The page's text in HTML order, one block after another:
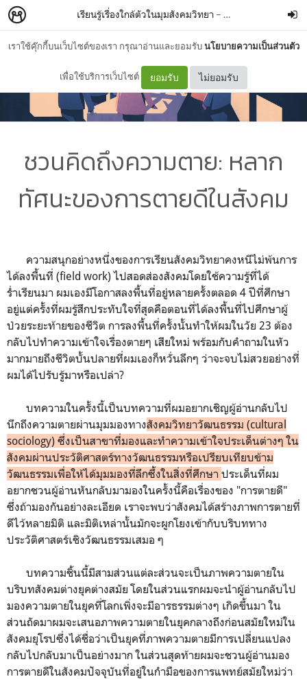
เราใช้คุ๊กกี้บนเว็บไซต์ของเรา กรุณาอ่านและยอมรับนโยบายความเป็นส่วนตัว
เพื่อใช้บริการเว็บไซต์ ยอมรับ ไม่ยอมรับ
เรียนรู้เรื่องใกล้ตัวในมุมสังคมวิทยา – SaGaZenJi
ชวนคิดถึงความตาย: หลาก
ทัศนะของการตายดีในสังคม
ความสนุกอย่างหนึ่งของการเรียนสังคมวิทยาคงหนีไม่พ้นการ
ได้ลงพื้นที่ (field work) ไปสอดส่องสังคมโดยใช้ความรู้ที่ได้
ร่ำเรียนมา ผมเองมีโอกาสลงพื้นที่อยู่หลายครั้งตลอด 4 ปีที่ศึกษา
อยู่แต่ครั้งที่ผมรู้สึกประทับใจที่สุดคือตอนที่ได้ลงพื้นที่ไปศึกษาผู้
ป่วยระยะท้ายของชีวิต การลงพื้นที่ครั้งนั้นทำให้ผมในวัย 23 ต้อง
กลับไปทำความเข้าใจเรื่องตายๆ เสียใหม่ พร้อมกับคำถามในหัว
มากมายถึงชีวิตบั้นปลายที่ผมเองก็หวั่นลึกๆ ว่าจะจบไม่สวยอย่างที่
ผมได้ไปรับรู้มาหรือเปล่า?
บทความในครั้งนี้เป็นบทความที่ผมอยากเชิญผู้อ่านกลับไป
นึกถึงความตายผ่านมุมมองทางสังคมวิทยาวัฒนธรรม (cultural
sociology) ซึ่งเป็นสาขาที่มองและทำความเข้าใจประเด็นต่างๆ ใน
สังคมผ่านประวัติศาสตร์ทางวัฒนธรรมหรือเปรียบเทียบข้าม
วัฒนธรรมเพื่อให้ได้มุมมองที่ลึกซึ้งในสิ่งที่ศึกษา ประเด็นที่ผม
อยากชวนผู้อ่านหันกลับมามองในครั้งนี้คือเรื่องของ "การตายดี"
ซึ่งถ้ามองกันอย่างละเอียด เราจะพบว่าสังคมได้สร้างภาพการตายที่
ดีไว้หลายมิติ และมิติเหล่านั้นมักจะผูกโยงเข้ากับบริบททาง
ประวัติศาสตร์เชิงวัฒนธรรมเสมอ ๆ
บทความชิ้นนี้มีสามส่วนแต่ละส่วนจะเป็นภาพความตายใน
บริบทสังคมต่างยุคต่างสมัย โดยในส่วนแรกผมจะนำผู้อ่านกลับไป
มองความตายในยุคที่โลกเพิ่งจะมีอารธรรมต่างๆ เกิดขึ้นมา ใน
ส่วนถัดมาผมจะเสนอภาพความตายในยุคกลางถึงก่อนสมัยใหม่ใน
สังคมยุโรปซึ่งได้ชื่อว่าเป็นยุคที่ภาพความตายมีการเปลี่ยนแปลง
กลับไปกลับมาเป็นอย่างมาก ในส่วนสุดท้ายผมจะชวนผู้อ่านมอง
การตายดีในสังคมปัจจุบันที่อยู่ในกำมือของการแพทย์สมัยใหม่ว่า